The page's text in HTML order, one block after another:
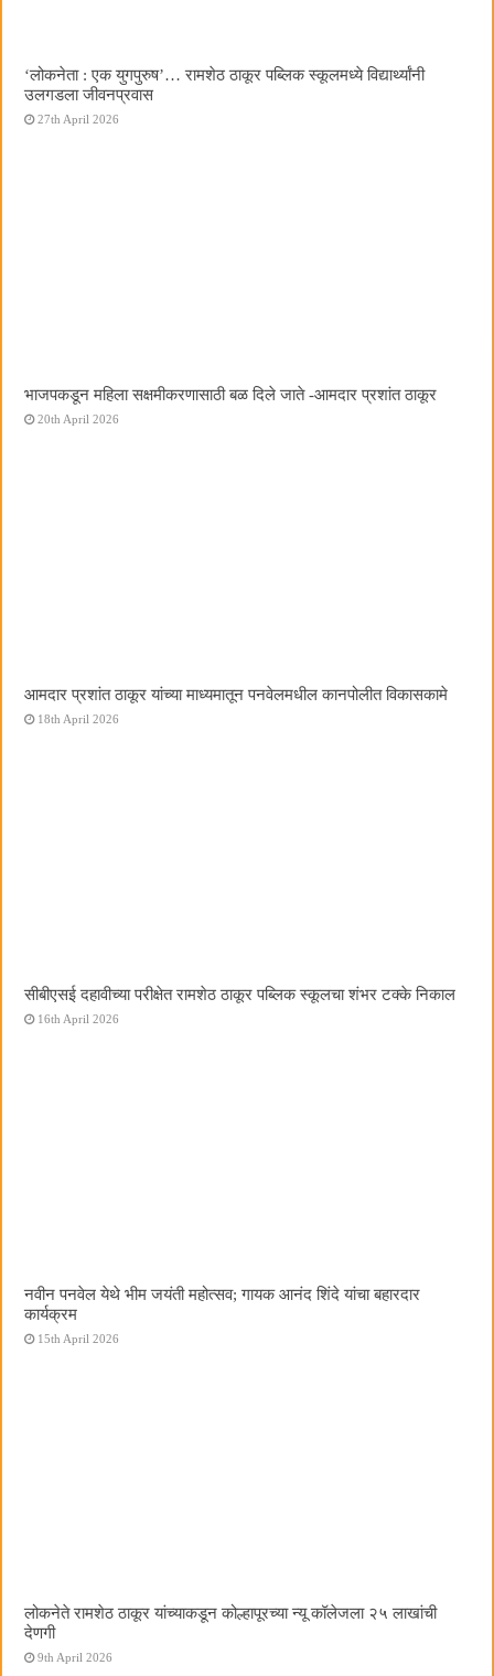
‌‘लोकनेता : एक युगपुरुष‌’… रामशेठ ठाकूर पब्लिक स्कूलमध्ये विद्यार्थ्यांनी
उलगडला जीवनप्रवास
27th April 2026
भाजपकडून महिला सक्षमीकरणासाठी बळ दिले जाते -आमदार प्रशांत ठाकूर
20th April 2026
आमदार प्रशांत ठाकूर यांच्या माध्यमातून पनवेलमधील कानपोलीत विकासकामे
18th April 2026
सीबीएसई दहावीच्या परीक्षेत रामशेठ ठाकूर पब्लिक स्कूलचा शंभर टक्के निकाल
16th April 2026
नवीन पनवेल येथे भीम जयंती महोत्सव; गायक आनंद शिंदे यांचा बहारदार
कार्यक्रम
15th April 2026
लोकनेते रामशेठ ठाकूर यांच्याकडून कोल्हापूरच्या न्यू कॉलेजला २५ लाखांची
देणगी
9th April 2026